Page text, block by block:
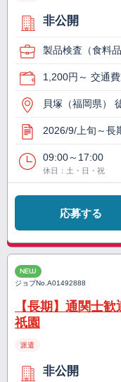
非公開
製品検査（食料
1,200円～ 交通
貝塚（福岡県）
2026/9/上旬～長
09:00～17:00
休日：土・日・祝
応募する
NEW
ジョブNo.A01492888
【長期】通関士
祇園
派遣
非公開